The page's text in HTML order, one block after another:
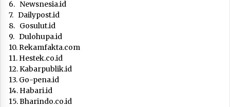
6. Newsnesia.id
7. Dailypost.id
8. Gosulut.id
9. Dulohupa.id
10. Rekamfakta.com
11. Hestek.co.id
12. Kabarpublik.id
13. Go-pena.id
14. Habari.id
15. Bharindo.co.id